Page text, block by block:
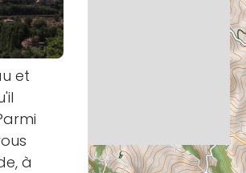
et
à